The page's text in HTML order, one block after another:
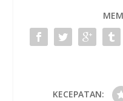
KECEPATAN: